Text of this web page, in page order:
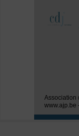
Association
www.ajp.be